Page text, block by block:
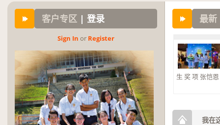
客户专区 | 登录
Sign In or Reg­is­ter
最新
2026年第三
奖
2026年第三届
我在